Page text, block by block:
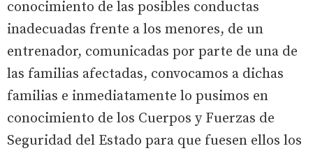
conocimiento de las posibles conductas
inadecuadas frente a los menores, de un
entrenador, comunicadas por parte de una de
las familias afectadas, convocamos a dichas
familias e inmediatamente lo pusimos en
conocimiento de los Cuerpos y Fuerzas de
Seguridad del Estado para que fuesen ellos los